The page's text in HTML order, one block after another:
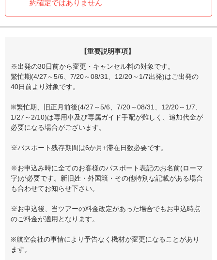
約確定ではありません
【重要説明事項】
※出発の30日前から変更・キャンセル料の対象です。
繁忙期(4/27～5/6、7/20～08/31、12/20～1/7出発)はご出発の
40日前より対象です。
※繁忙期、旧正月前後(4/27～5/6、7/20～08/31、12/20～1/7、
1/27～2/10)は専用車及び専属ガイド手配が難しく、追加代金が
必要になる場合がございます。
※パスポート残存期間は6か月+滞在日数必要です。
※お申込み時に全てのお客様のパスポート表記のお名前(ローマ
字)が必要です。新旧姓・外国籍・その他特別な記載がある場合
も合わせてお知らせ下さい。
※お申込後、当ツアーの料金改定があった場合でもお申込時点
のご料金が適用となります。
※航空会社の事情により予告なく機材が変更になることがあり
ます。